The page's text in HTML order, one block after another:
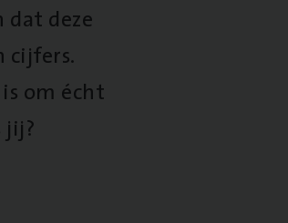
dat deze
cijfers.
om écht
jij?